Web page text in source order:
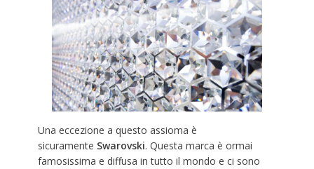
Una eccezione a questo assioma è
sicuramente Swarovski. Questa marca è ormai
famosissima e diffusa in tutto il mondo e ci sono